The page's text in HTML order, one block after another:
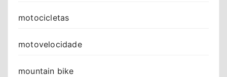
motocicletas
motovelocidade
mountain bike